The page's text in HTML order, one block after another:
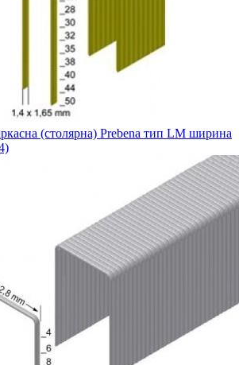
(столярна) Prebena тип LM ширина